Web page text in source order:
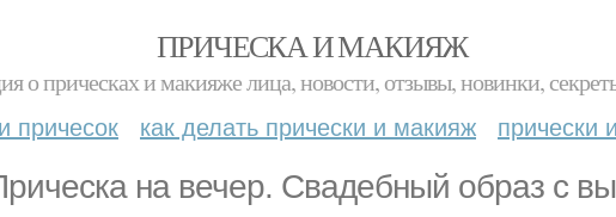
ПРИЧЕСКА И МАКИЯЖ
о прическах и макияже лица, новости, отзывы, новинки,
причесок как делать прически и макияж прически
на вечер. Свадебный образ с